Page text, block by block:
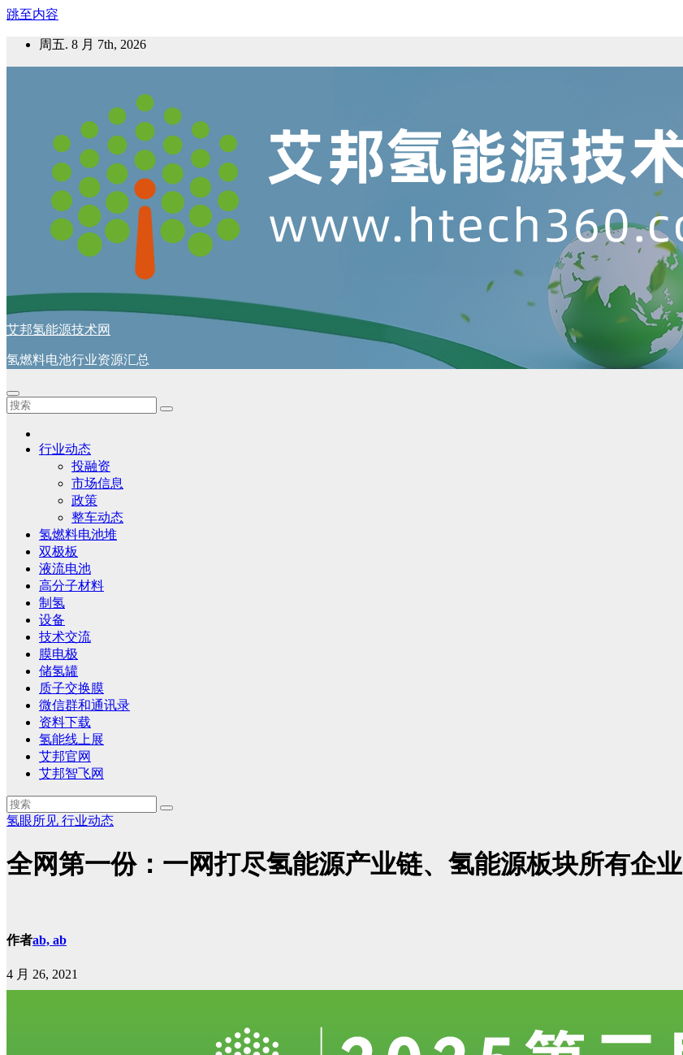
跳至内容
周五. 8 月 7th, 2026
艾邦氢能源技术网
氢燃料电池行业资源汇总
行业动态
投融资
市场信息
政策
整车动态
氢燃料电池堆
双极板
液流电池
高分子材料
制氢
设备
技术交流
膜电极
储氢罐
质子交换膜
微信群和通讯录
资料下载
氢能线上展
艾邦官网
艾邦智飞网
氢眼所见 行业动态
全网第一份：一网打尽氢能源产业链、氢能源板块所有企业
作者ab, ab
4 月 26, 2021